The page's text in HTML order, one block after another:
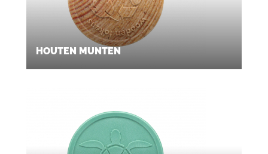
HOUTEN MUNTEN